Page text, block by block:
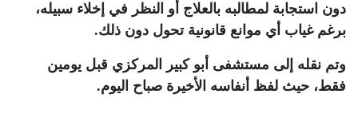
دون استجابة لمطالبه بالعلاج أو النظر في إخلاء سبيله،
برغم غياب أي موانع قانونية تحول دون ذلك.
وتم نقله إلى مستشفى أبو كبير المركزي قبل يومين
فقط، حيث لفظ أنفاسه الأخيرة صباح اليوم.